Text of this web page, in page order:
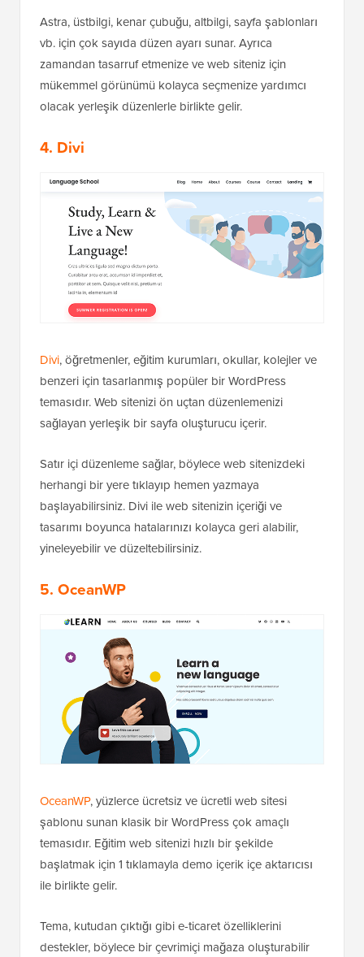
Astra, üstbilgi, kenar çubuğu, altbilgi, sayfa şablonları
vb. için çok sayıda düzen ayarı sunar. Ayrıca
zamandan tasarruf etmenize ve web siteniz için
mükemmel görünümü kolayca seçmenize yardımcı
olacak yerleşik düzenlerle birlikte gelir.
4. Divi
Divi, öğretmenler, eğitim kurumları, okullar, kolejler ve
benzeri için tasarlanmış popüler bir WordPress
temasıdır. Web sitenizi ön uçtan düzenlemenizi
sağlayan yerleşik bir sayfa oluşturucu içerir.
Satır içi düzenleme sağlar, böylece web sitenizdeki
herhangi bir yere tıklayıp hemen yazmaya
başlayabilirsiniz. Divi ile web sitenizin içeriği ve
tasarımı boyunca hatalarınızı kolayca geri alabilir,
yineleyebilir ve düzeltebilirsiniz.
5. OceanWP
OceanWP, yüzlerce ücretsiz ve ücretli web sitesi
şablonu sunan klasik bir WordPress çok amaçlı
temasıdır. Eğitim web sitenizi hızlı bir şekilde
başlatmak için 1 tıklamayla demo içerik içe aktarıcısı
ile birlikte gelir.
Tema, kutudan çıktığı gibi e-ticaret özelliklerini
destekler, böylece bir çevrimiçi mağaza oluşturabilir